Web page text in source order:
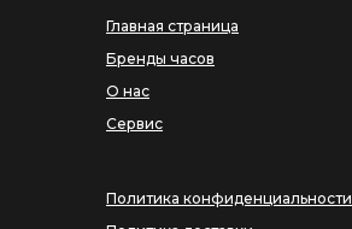
Главная страница
Бренды часов
О нас
Сервис
Политика конфиденциальности